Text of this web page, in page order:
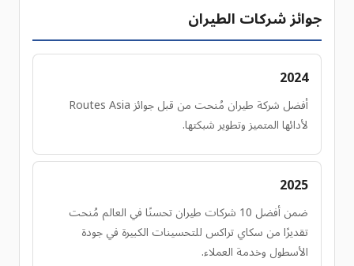
جوائز شركات الطيران
2024
أفضل شركة طيران مُنحت من قبل جوائز Routes Asia
لأدائها المتميز وتطوير شبكتها.
2025
ضمن أفضل 10 شركات طيران تحسنًا في العالم مُنحت
تقديرًا من سكاي تراكس للتحسينات الكبيرة في جودة
الأسطول وخدمة العملاء.